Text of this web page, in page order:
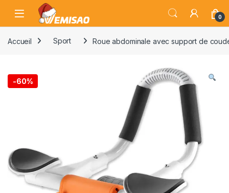
Skip to navigation
Skip to content
Open 0
Accueil Sport Roue abdominale avec support de
-60%